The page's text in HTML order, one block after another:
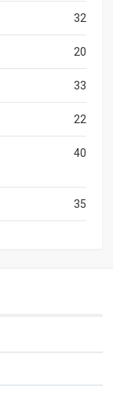
32
20
33
22
40
35